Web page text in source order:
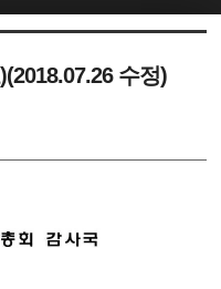
수정)
북5
북5